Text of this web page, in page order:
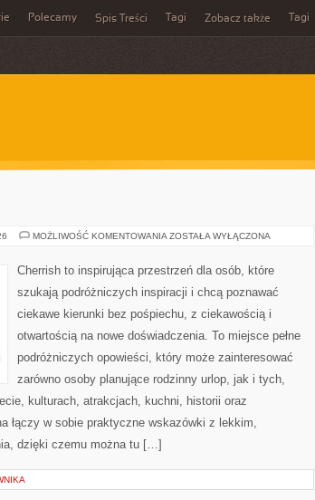
Polecamy Spis Treści Tagi Zobacz także Tagi
MOŻLIWOŚĆ KOMENTOWANIA GRECJA
ZOSTAŁA WYŁĄCZONA
Cherrish to inspirująca przestrzeń dla osób, które
szukają podróżniczych inspiracji i chcą poznawać
ciekawe kierunki bez pośpiechu, z ciekawością i
otwartością na nowe doświadczenia. To miejsce pełne
podróżniczych opowieści, który może zainteresować
zarówno osoby planujące rodzinny urlop, jak i tych,
kulturach, atrakcjach, kuchni, historii oraz
łączy w sobie praktyczne wskazówki z lekkim,
dzięki czemu można tu […]